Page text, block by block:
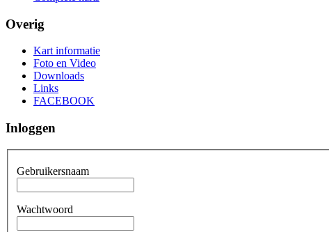
Overig
Kart informatie
Foto en Video
Downloads
Links
FACEBOOK
Inloggen
Gebruikersnaam
Wachtwoord